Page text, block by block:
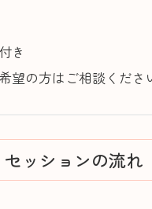
き
望の方はご相談くださ
ッションの流れ